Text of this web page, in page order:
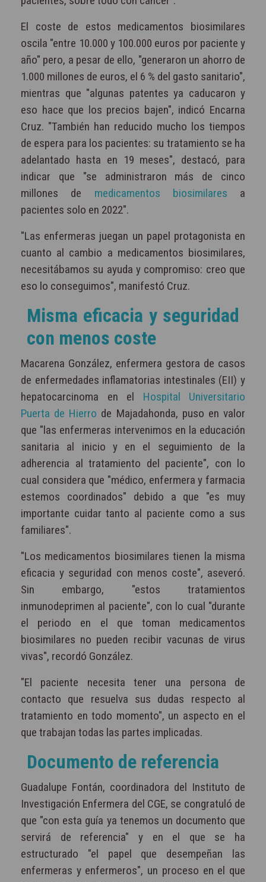
El coste de estos medicamentos biosimilares
oscila "entre 10.000 y 100.000 euros por paciente y
año" pero, a pesar de ello, "generaron un ahorro de
1.000 millones de euros, el 6 % del gasto sanitario",
mientras que "algunas patentes ya caducaron y
eso hace que los precios bajen", indicó Encarna
Cruz. "También han reducido mucho los tiempos
de espera para los pacientes: su tratamiento se ha
adelantado hasta en 19 meses", destacó, para
indicar que "se administraron más de cinco
millones de medicamentos biosimilares a
pacientes solo en 2022".
"Las enfermeras juegan un papel protagonista en
cuanto al cambio a medicamentos biosimilares,
necesitábamos su ayuda y compromiso: creo que
eso lo conseguimos", manifestó Cruz.
Misma eficacia y seguridad
con menos coste
Macarena González, enfermera gestora de casos
de enfermedades inflamatorias intestinales (EII) y
hepatocarcinoma en el Hospital Universitario
Puerta de Hierro de Majadahonda, puso en valor
que "las enfermeras intervenimos en la educación
sanitaria al inicio y en el seguimiento de la
adherencia al tratamiento del paciente", con lo
cual considera que "médico, enfermera y farmacia
estemos coordinados" debido a que "es muy
importante cuidar tanto al paciente como a sus
familiares".
"Los medicamentos biosimilares tienen la misma
eficacia y seguridad con menos coste", aseveró.
Sin embargo, "estos tratamientos
inmunodeprimen al paciente", con lo cual "durante
el periodo en el que toman medicamentos
biosimilares no pueden recibir vacunas de virus
vivas", recordó González.
"El paciente necesita tener una persona de
contacto que resuelva sus dudas respecto al
tratamiento en todo momento", un aspecto en el
que trabajan todas las partes implicadas.
Documento de referencia
Guadalupe Fontán, coordinadora del Instituto de
Investigación Enfermera del CGE, se congratuló de
que "con esta guía ya tenemos un documento que
servirá de referencia" y en el que se ha
estructurado "el papel que desempeñan las
enfermeras y enfermeros", un proceso en el que